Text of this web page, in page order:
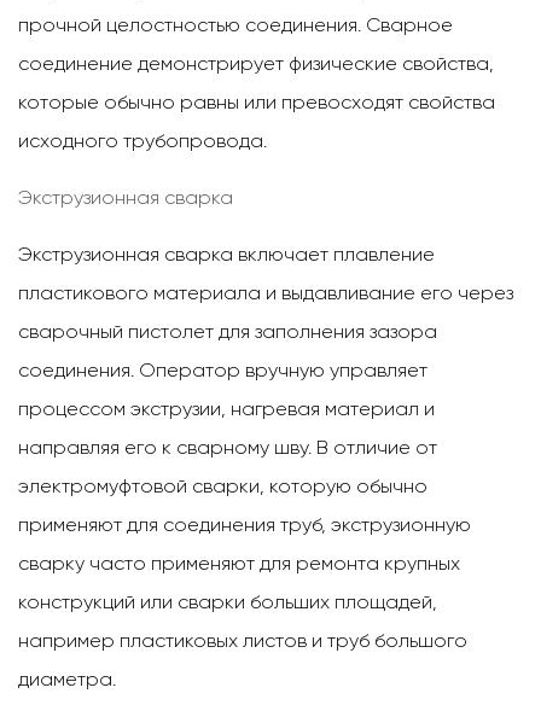
прочной целостностью соединения. Сварное
соединение демонстрирует физические свойства,
которые обычно равны или превосходят свойства
исходного трубопровода.
Экструзионная сварка
Экструзионная сварка включает плавление
пластикового материала и выдавливание его через
сварочный пистолет для заполнения зазора
соединения. Оператор вручную управляет
процессом экструзии, нагревая материал и
направляя его к сварному шву. В отличие от
электромуфтовой сварки, которую обычно
применяют для соединения труб, экструзионную
сварку часто применяют для ремонта крупных
конструкций или сварки больших площадей,
например пластиковых листов и труб большого
диаметра.